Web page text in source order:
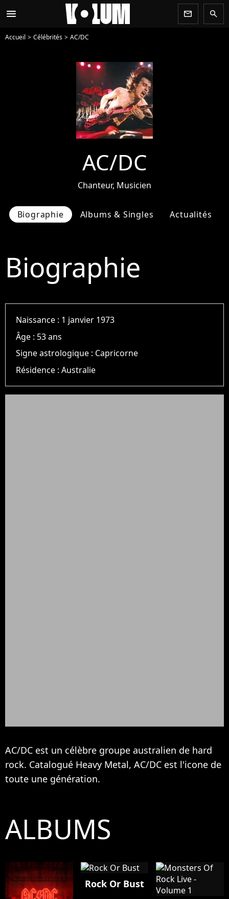
menu newsletter search
Accueil Célébrités AC/DC
AC/DC
Chanteur, Musicien
Biographie Albums & Singles Actualités
Biographie
Naissance : 1 janvier 1973
Âge : 53 ans
Signe astrologique : Capricorne
Résidence :Australie
AC/DC est un célèbre groupe australien de hard
rock. Catalogué Heavy Metal, AC/DC est l'icone de
toute une génération.
ALBUMS
Rock Or Bust